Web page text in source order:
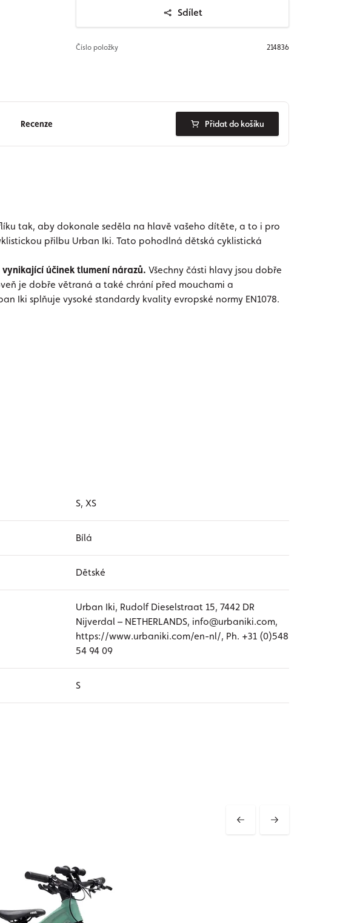
Sdílet
Číslo položky 214836
Recenze Přidat do košíku
tak, aby dokonale seděla na hlavě vašeho dítěte, a to i pro
přilbu Urban Iki. Tato pohodlná dětská cyklistická
vynikající účinek tlumení nárazů. Všechny části hlavy jsou dobře
je dobře větraná a také chrání před mouchami a
Iki splňuje vysoké standardy kvality evropské normy EN1078.
S, XS
Bílá
Dětské
Urban Iki, Rudolf Dieselstraat 15, 7442 DR
Nijverdal – NETHERLANDS, info@urbaniki.com,
https://www.urbaniki.com/en-nl/, Ph. +31 (0)548
54 94 09
S